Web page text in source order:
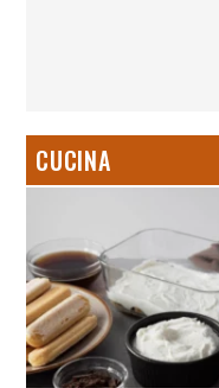
CUCINA